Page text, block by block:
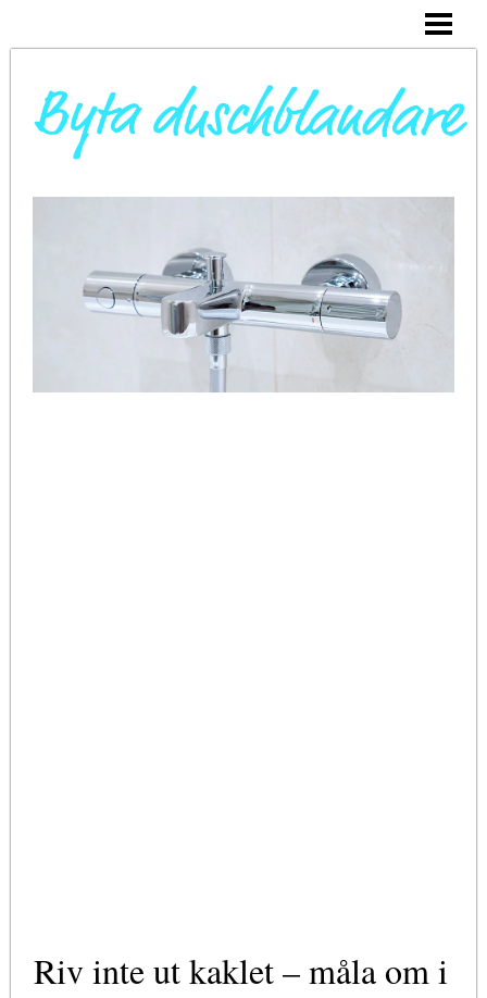
BYTA VARMVATTENBEREDARE
BYTA BLANDARE I HANDFAT
Riv inte ut kaklet – måla om i